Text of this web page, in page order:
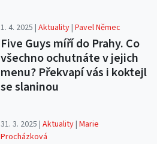
1. 4. 2025 |Aktuality|Pavel Němec
Five Guys míří do Prahy. Co
všechno ochutnáte v jejich
menu? Překvapí vás i koktejl
se slaninou
31. 3. 2025 |Aktuality|Marie
Procházková